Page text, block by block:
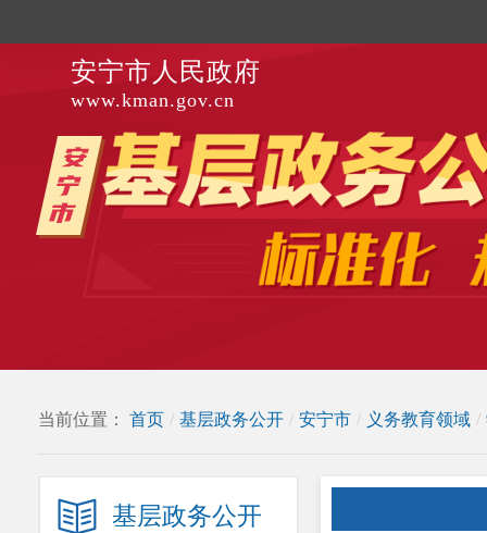
安宁市人民政府
www.kman.gov.cn
当前位置： 首页 / 基层政务公开 / 安宁市 / 义务教育领域 /
基层政务公开